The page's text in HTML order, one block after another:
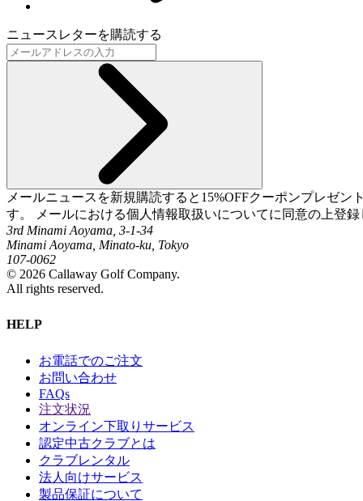
ニュースレターを購読する
メールニュースを新規購読すると15%OFFクーポンプレゼ
す。 メールにおける個人情報取扱いについてに同意の上登
3rd Minami Aoyama, 3-1-34
Minami Aoyama, Minato-ku, Tokyo
107-0062
© 2026 Callaway Golf Company.
All rights reserved.
HELP
お電話でのご注文
お問い合わせ
FAQs
注文状況
オンライン下取りサービス
認定中古クラブとは
クラブレンタル
法人向けサービス
製品保証について